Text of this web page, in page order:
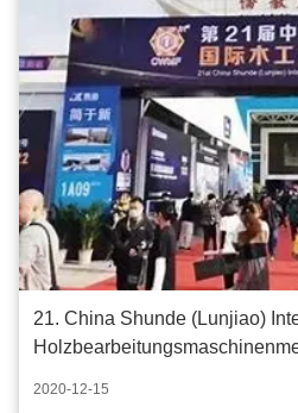
21. China Shunde (Lunjiao)
2020-12-15